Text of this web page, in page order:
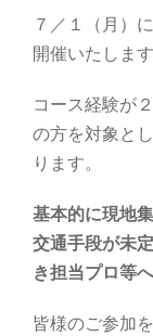
７／１（月）
開催いたします
コース経験が
の方を対象と
ります。
基本的に現地
交通手段が未
き担当プロ等
皆様のご参加